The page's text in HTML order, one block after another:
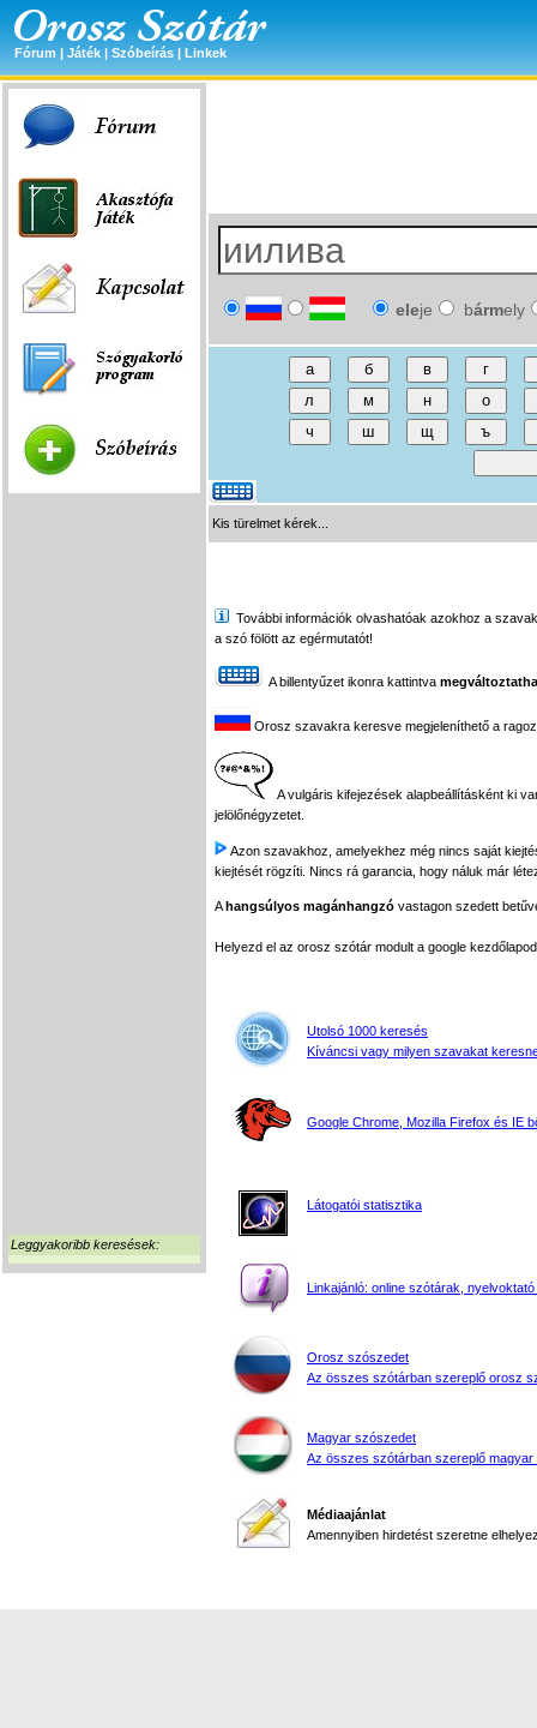
Fórum | Játék | Szóbeírás | Linkek
Leggyakoribb keresések:
eleje bármely
Kis türelmet kérek...
További információk olvashatóak azokhoz a
a szó fölött az egérmutatót!
A billentyűzet ikonra kattintva
Orosz szavakra keresve megjeleníthető a
A vulgáris kifejezések alapbeállításként ki
jelölőnégyzetet.
Azon szavakhoz, amelyekhez még nincs saját
kiejtését rögzíti. Nincs rá garancia, hogy náluk már
Ahangsúlyos magánhangzó vastagon szedett
Helyezd el az orosz szótár modult a google
Utolsó 1000 keresés
Kíváncsi vagy milyen szavakat
Google Chrome, Mozilla Firefox és IE
Látogatói statisztika
Linkajánló: online szótárak, nyelvoktató
Orosz szószedet
Az összes szótárban szereplő orosz
Magyar szószedet
Az összes szótárban szereplő magyar
Médiaajánlat
Amennyiben hirdetést szeretne